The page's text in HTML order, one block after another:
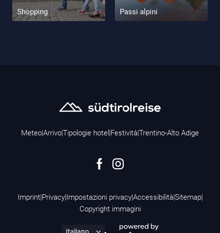
Shopping Passi alpini
Meteo|Arrivo|Tipologie hotel |Festività|Trentino-Alto Adige
Imprint|Privacy|Impostazioni privacy|Accessibilità|Sitemap|
Copyright immagini